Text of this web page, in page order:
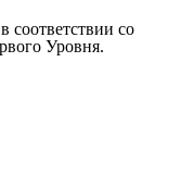
соответствии со
Уровня.